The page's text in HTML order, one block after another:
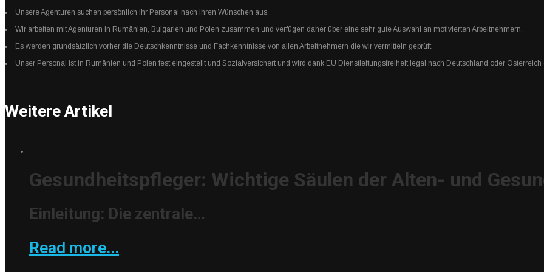
Unsere Agenturen suchen persönlich ihr Personal nach ihren Wünschen aus.
Wir arbeiten mit Agenturen in Rumänien, Bulgarien und Polen zusammen und verfügen daher über eine sehr gute Auswahl an motivierten Arbeitnehmern.
Es werden grundsätzlich vorher die Deutschkenntnisse und Fachkenntnisse von allen Arbeitnehmern die wir vermitteln geprüft.
Unser Personal ist in Rumänien und Polen fest eingestellt und Sozialversichert und wird dank EU Dienstleitungsfreiheit legal nach Deutschland oder Österreich
Weitere Artikel
Gesundheitspfleger: Wichtige Säulen der Alten- und
Einleitung: Die zentrale…
Read more...